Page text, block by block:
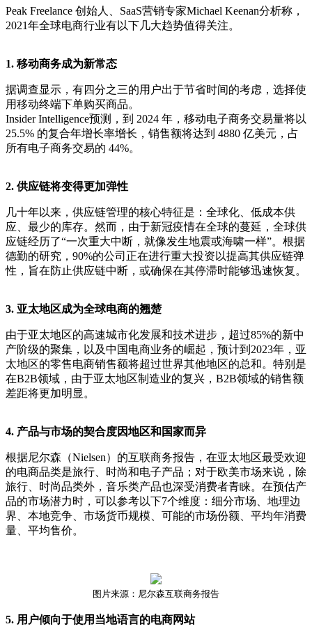
Peak Freelance 创始人、SaaS营销专家Michael Keenan分析称，
2021年全球电商行业有以下几大趋势值得关注。
1. 移动商务成为新常态
据调查显示，有四分之三的用户出于节省时间的考虑，选择使
用移动终端下单购买商品。
Insider Intelligence预测，到 2024 年，移动电子商务交易量将以
25.5% 的复合年增长率增长，销售额将达到 4880 亿美元，占
所有电子商务交易的 44%。
2. 供应链将变得更加弹性
几十年以来，供应链管理的核心特征是：全球化、低成本供
应、最少的库存。然而，由于新冠疫情在全球的蔓延，全球供
应链经历了“一次重大中断，就像发生地震或海啸一样”。根据
德勤的研究，90%的公司正在进行重大投资以提高其供应链弹
性，旨在防止供应链中断，或确保在其停滞时能够迅速恢复。
3. 亚太地区成为全球电商的翘楚
由于亚太地区的高速城市化发展和技术进步，超过85%的新中
产阶级的聚集，以及中国电商业务的崛起，预计到2023年，亚
太地区的零售电商销售额将超过世界其他地区的总和。特别是
在B2B领域，由于亚太地区制造业的复兴，B2B领域的销售额
差距将更加明显。
4. 产品与市场的契合度因地区和国家而异
根据尼尔森（Nielsen）的互联商务报告，在亚太地区最受欢迎
的电商品类是旅行、时尚和电子产品；对于欧美市场来说，除
旅行、时尚品类外，音乐类产品也深受消费者青睐。在预估产
品的市场潜力时，可以参考以下7个维度：细分市场、地理边
界、本地竞争、市场货币规模、可能的市场份额、平均年消费
量、平均售价。
图片来源：尼尔森互联商务报告
5. 用户倾向于使用当地语言的电商网站